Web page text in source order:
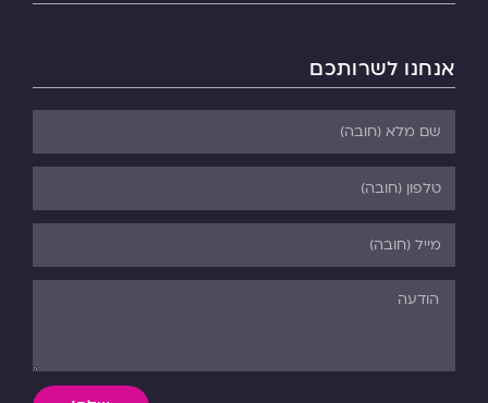
אנחנו לשרותכם